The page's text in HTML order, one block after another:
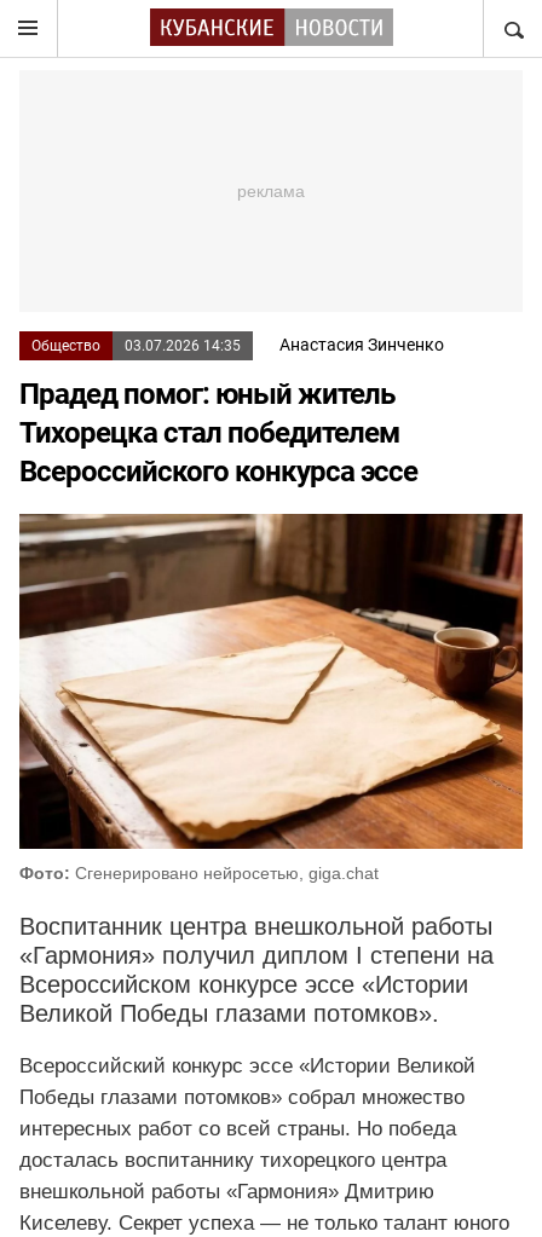
Общество 03.07.2026 14:35 Анастасия Зинченко
Прадед помог: юный житель
Тихорецка стал победителем
Всероссийского конкурса эссе
Фото: Сгенерировано нейросетью, giga.chat
Воспитанник центра внешкольной работы
«Гармония» получил диплом I степени на
Всероссийском конкурсе эссе «Истории
Великой Победы глазами потомков».
Всероссийский конкурс эссе «Истории Великой
Победы глазами потомков» собрал множество
интересных работ со всей страны. Но победа
досталась воспитаннику тихорецкого центра
внешкольной работы «Гармония» Дмитрию
Киселеву. Секрет успеха — не только талант юного